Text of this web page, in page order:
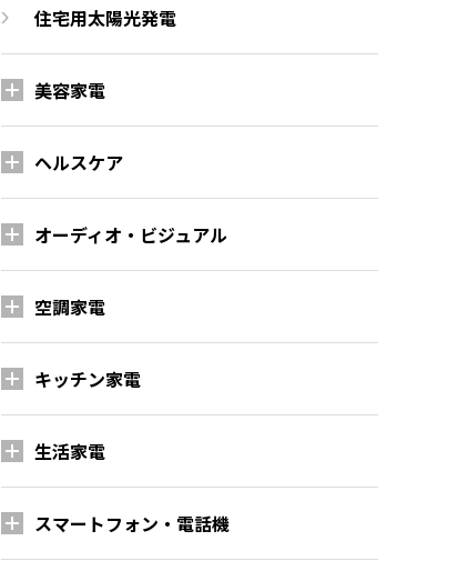
住宅用太陽光発電
美容家電
ヘルスケア
オーディオ・ビジュアル
空調家電
キッチン家電
生活家電
スマートフォン・電話機